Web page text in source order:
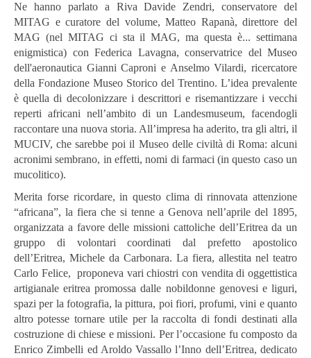
Ne hanno parlato a Riva Davide Zendri, conservatore del
MITAG e curatore del volume, Matteo Rapanà, direttore del
MAG (nel MITAG ci sta il MAG, ma questa è... settimana
enigmistica) con Federica Lavagna, conservatrice del Museo
dell'aeronautica Gianni Caproni e Anselmo Vilardi, ricercatore
della Fondazione Museo Storico del Trentino. L’idea prevalente
è quella di decolonizzare i descrittori e risemantizzare i vecchi
reperti africani nell’ambito di un Landesmuseum, facendogli
raccontare una nuova storia. All’impresa ha aderito, tra gli altri, il
MUCIV, che sarebbe poi il Museo delle civiltà di Roma: alcuni
acronimi sembrano, in effetti, nomi di farmaci (in questo caso un
mucolitico).
Merita forse ricordare, in questo clima di rinnovata attenzione
“africana”, la fiera che si tenne a Genova nell’aprile del 1895,
organizzata a favore delle missioni cattoliche dell’Eritrea da un
gruppo di volontari coordinati dal prefetto apostolico
dell’Eritrea, Michele da Carbonara. La fiera, allestita nel teatro
Carlo Felice, proponeva vari chiostri con vendita di oggettistica
artigianale eritrea promossa dalle nobildonne genovesi e liguri,
spazi per la fotografia, la pittura, poi fiori, profumi, vini e quanto
altro potesse tornare utile per la raccolta di fondi destinati alla
costruzione di chiese e missioni. Per l’occasione fu composto da
Enrico Zimbelli ed Aroldo Vassallo l’Inno dell’Eritrea, dedicato